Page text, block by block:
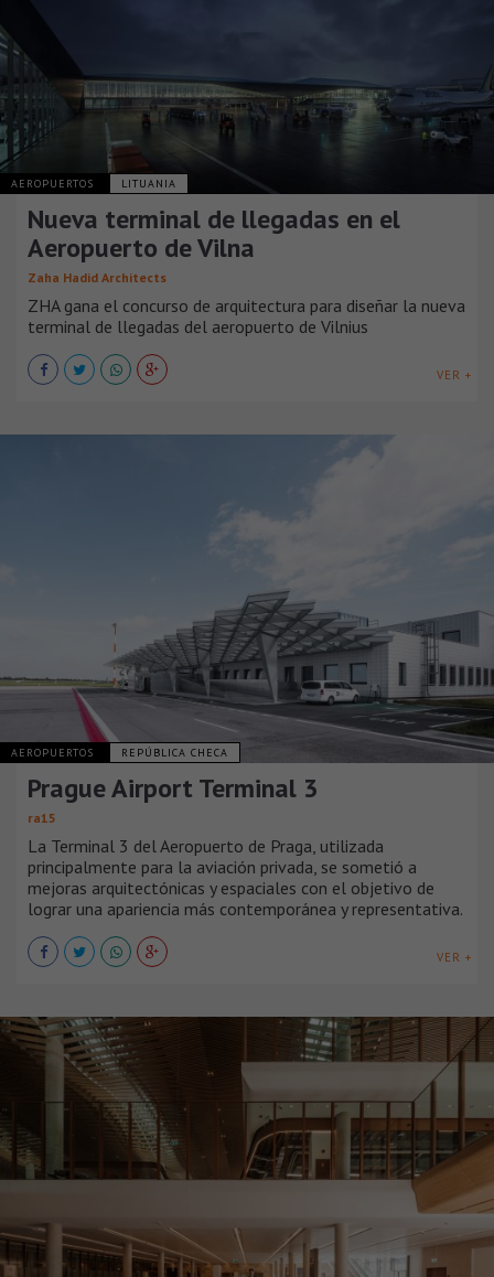
AEROPUERTOS LITUANIA
Nueva terminal de llegadas en el
Aeropuerto de Vilna
Zaha Hadid Architects
ZHA gana el concurso de arquitectura para diseñar la nueva
terminal de llegadas del aeropuerto de Vilnius
VER +
AEROPUERTOS REPÚBLICA CHECA
Prague Airport Terminal 3
ra15
La Terminal 3 del Aeropuerto de Praga, utilizada
principalmente para la aviación privada, se sometió a
mejoras arquitectónicas y espaciales con el objetivo de
lograr una apariencia más contemporánea y representativa.
VER +